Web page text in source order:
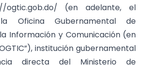
ogtic.gob.do/ (en adelante, el
Oficina Gubernamental de
Información y Comunicación (en
institución gubernamental
directa del Ministerio de